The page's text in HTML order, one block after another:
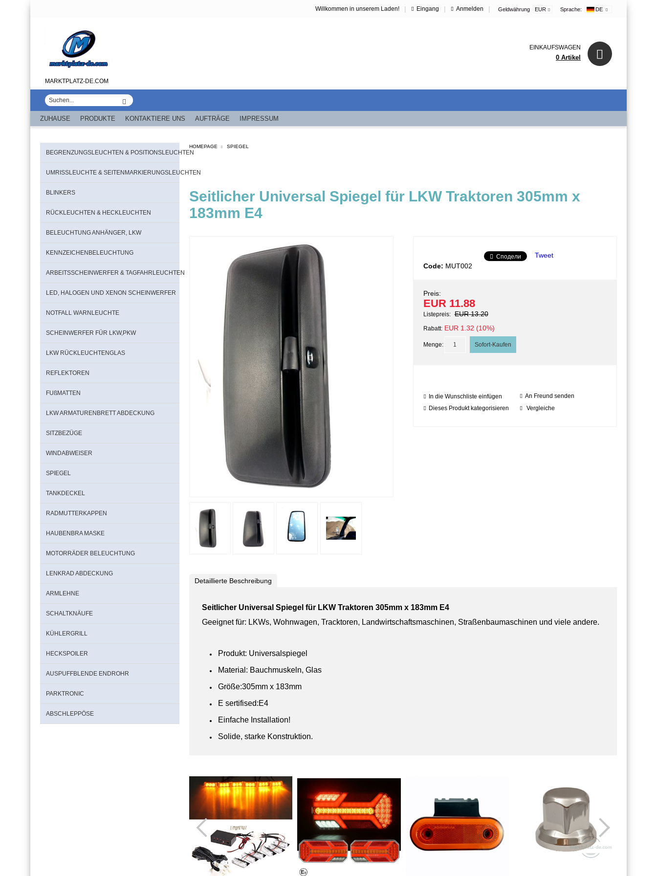
Willkommen in unserem Laden! | Eingang | Anmelden | Geldwährung EUR Sprache: DE
MARKTPLATZ-DE.COM
EINKAUFSWAGEN
0 Artikel
ZUHAUSE PRODUKTE KONTAKTIERE UNS AUFTRÄGE IMPRESSUM
BEGRENZUNGSLEUCHTEN & POSITIONSLEUCHTEN
UMRISSLEUCHTE & SEITENMARKIERUNGSLEUCHTEN
BLINKERS
RÜCKLEUCHTEN & HECKLEUCHTEN
BELEUCHTUNG ANHÄNGER, LKW
KENNZEICHENBELEUCHTUNG
ARBEITSSCHEINWERFER & TAGFAHRLEUCHTEN
LED, HALOGEN UND XENON SCHEINWERFER
NOTFALL WARNLEUCHTE
SCHEINWERFER FÜR LKW,PKW
LKW RÜCKLEUCHTENGLAS
REFLEKTOREN
FUßMATTEN
LKW ARMATURENBRETT ABDECKUNG
SITZBEZÜGE
WINDABWEISER
SPIEGEL
TANKDECKEL
RADMUTTERKAPPEN
HAUBENBRA MASKE
MOTORRÄDER BELEUCHTUNG
LENKRAD ABDECKUNG
ARMLEHNE
SCHALTKNÄUFE
KÜHLERGRILL
HECKSPOILER
AUSPUFFBLENDE ENDROHR
PARKTRONIC
ABSCHLEPPÖSE
HOMEPAGE SPIEGEL
Seitlicher Universal Spiegel für LKW Traktoren 305mm x
183mm E4
Сподели
Tweet
Code: MUT002
Preis:
EUR 11.88
Listepreis: EUR 13.20
Rabatt: EUR 1.32 (10%)
Menge:
In die Wunschliste einfügen
An Freund senden
Dieses Produkt kategorisieren
Vergleiche
Detaillierte Beschreibung
Seitlicher Universal Spiegel für LKW Traktoren 305mm x 183mm E4
Geeignet für: LKWs, Wohnwagen, Tracktoren, Landwirtschaftsmaschinen, Straßenbaumaschinen und viele andere.
Produkt: Universalspiegel
Material: Bauchmuskeln, Glas
Größe:305mm x 183mm
E sertifised:E4
Einfache Installation!
Solide, starke Konstruktion.